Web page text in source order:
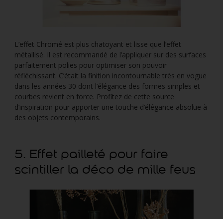
L’effet Chromé est plus chatoyant et lisse que l’effet
métallisé. Il est recommandé de l’appliquer sur des surfaces
parfaitement polies pour optimiser son pouvoir
réfléchissant. C’était la finition incontournable très en vogue
dans les années 30 dont l’élégance des formes simples et
courbes revient en force. Profitez de cette source
d’inspiration pour apporter une touche d’élégance absolue à
des objets contemporains.
5. Effet pailleté pour faire
scintiller la déco de mille feus